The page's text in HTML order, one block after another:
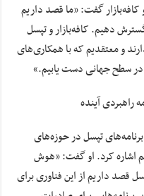
کافه‌بازار گفت: «ما قصد داریم
دهیم. کافه‌بازار و تپسل
و معتقدیم که با همکاری‌های
سطح جهانی دست یابیم.»
راهبردی آینده
تپسل در حوزه‌های
اشاره کرد. او گفت: «هوش
قصد داریم از این فناوری برای